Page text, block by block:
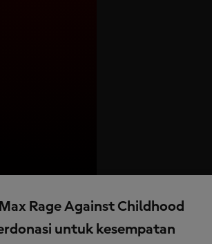
Rage Against Childhood
untuk kesempatan